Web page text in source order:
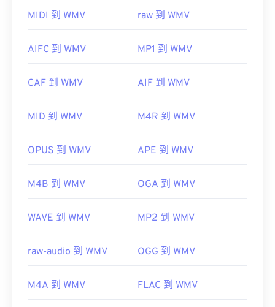
有用的链接：
https://www.lifewire.com/m2ts-file
VLC Media Player
是另一个可靠的选择，它可以跨多
WMV 也很容易转换为其他视频文件类型。但是，请
具。
开发者： 微软
有用的链接：
MIDI 到 WMV raw 到 WMV
AIFC 到 WMV MP1 到 WMV
CAF 到 WMV AIF 到 WMV
MID 到 WMV M4R 到 WMV
OPUS 到 WMV APE 到 WMV
M4B 到 WMV OGA 到 WMV
WAVE 到 WMV MP2 到 WMV
raw-audio 到 WMV OGG 到 WMV
M4A 到 WMV FLAC 到 WMV